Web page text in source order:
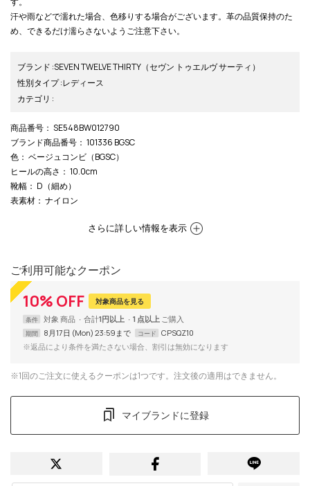
汗や雨などで濡れた場合、色移りする場合がございます。革の品質保持のた
め、できるだけ濡らさないようご注意下さい。
ブランド :SEVEN TWELVE THIRTY （セヴン トゥエルヴ サーティ）
性別タイプ:レディース
カテゴリ :
商品番号 ： SE548BW012790
ブランド商品番号 ： 101336 BGSC
色 ： ベージュコンビ（BGSC）
ヒールの高さ ： 10.0cm
靴幅 ： D（細め）
表素材 ： ナイロン
さらに詳しい情報を表示
ご利用可能なクーポン
10% OFF 対象商品を見る
条件 対象 商品 合計1円以上 1 点以上
期間 8月17日 (Mon) 23:59まで コード
CPSQZ10
※返品により条件を満たさない場合、割引は無効になります
※1回のご注文に使えるクーポンは1つです。注文後の適用はできません。
マイブランドに登録